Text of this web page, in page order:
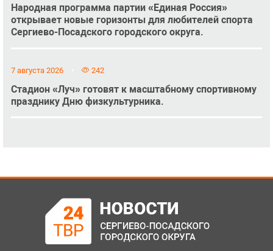
Народная программа партии «Единая Россия»
открывает новые горизонты для любителей спорта
Сергиево-Посадского городского округа.
7 августа 2026 242
Стадион «Луч» готовят к масштабному спортивному
празднику Дню физкультурника.